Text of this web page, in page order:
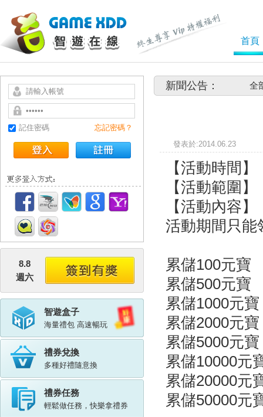
首頁
記住密碼 忘記密碼？
8.8
週六
智遊盒子
海量禮包 高速暢玩
禮券兌換
多種好禮隨意換
禮券任務
輕鬆做任務，快樂拿禮券
新聞公告： 全
發表
【活動時間
【活動範圍
【活動內容
活動期間只能
累儲100元
累儲500元
累儲1000
累儲2000
累儲5000
累儲10000
累儲20000
累儲50000